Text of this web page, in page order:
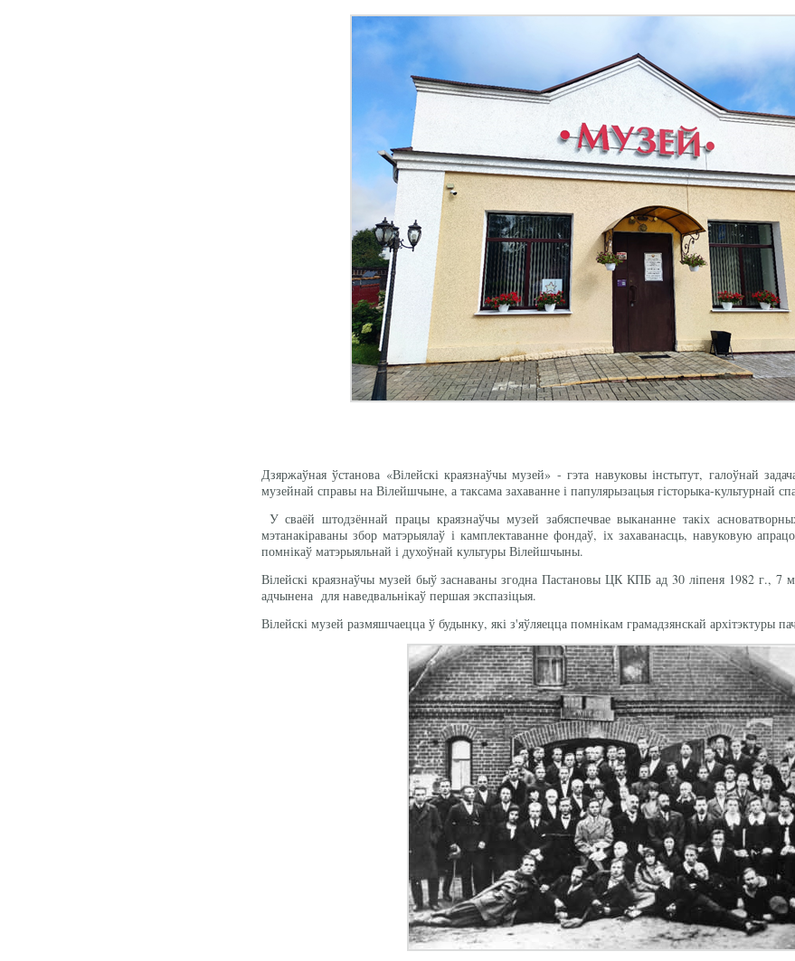
Дзяржаўная ўстанова «Вілейскі краязнаўчы музей» - гэта навуковы інстытут, галоўнай
музейнай справы на Вілейшчыне, а таксама захаванне і папулярызацыя гісторыка-культурнай
У сваёй штодзённай працы краязнаўчы музей забяспечвае выкананне такіх
мэтанакіраваны збор матэрыялаў і камплектаванне фондаў, іх захаванасць, навуковую
помнікаў матэрыяльнай і духоўнай культуры Вілейшчыны.
Вілейскі краязнаўчы музей быў заснаваны згодна Пастановы ЦК КПБ ад 30 лiпеня 1982 г., 7
адчынена для наведвальнікаў першая экспазіцыя.
Вілейскі музей размяшчаецца ў будынку, які з'яўляецца помнікам грамадзянскай архітэктуры